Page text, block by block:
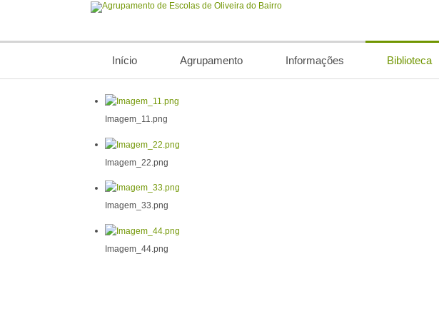
Início Agrupamento Informações Biblioteca
Imagem_11.png
Imagem_22.png
Imagem_33.png
Imagem_44.png